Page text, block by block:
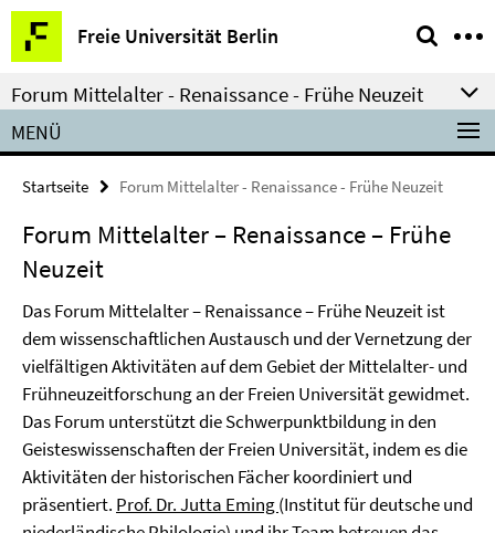
Springe
direkt
zu
Inhalt
Freie Universität Berlin
Service-
Navigation
Forum Mittelalter - Renaissance - Frühe Neuzeit
MENÜ
Startseite Forum Mittelalter - Renaissance - Frühe Neuzeit
Forum Mittelalter – Renaissance – Frühe
Neuzeit
Das Forum Mittelalter – Renaissance – Frühe Neuzeit ist
dem wissenschaftlichen Austausch und der Vernetzung der
vielfältigen Aktivitäten auf dem Gebiet der Mittelalter- und
Frühneuzeitforschung an der Freien Universität gewidmet.
Das Forum unterstützt die Schwerpunktbildung in den
Geisteswissenschaften der Freien Universität, indem es die
Aktivitäten der historischen Fächer koordiniert und
präsentiert. Prof. Dr. Jutta Eming(Institut für deutsche und